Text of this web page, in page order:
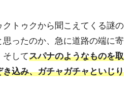
クトゥクから聞こえてくる謎の
ったのか、 急に道路の端に寄
そしてスパナのようなものを取
き込み、ガチャガチャといじり